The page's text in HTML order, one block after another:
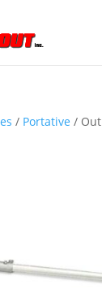
/ Portative /